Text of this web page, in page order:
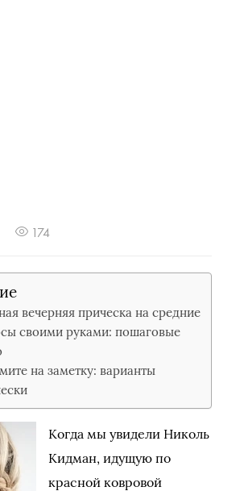
174
вечерняя прическа на средние
своими руками: пошаговые
на заметку: варианты
Когда мы увидели Николь
Кидман, идущую по
красной ковровой